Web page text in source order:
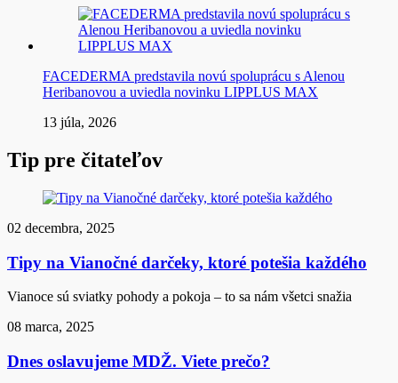
FACEDERMA predstavila novú spoluprácu s Alenou
Heribanovou a uviedla novinku LIPPLUS MAX
13 júla, 2026
Tip pre čitateľov
02 decembra, 2025
Tipy na Vianočné darčeky, ktoré potešia každého
Vianoce sú sviatky pohody a pokoja – to sa nám všetci snažia
08 marca, 2025
Dnes oslavujeme MDŽ. Viete prečo?